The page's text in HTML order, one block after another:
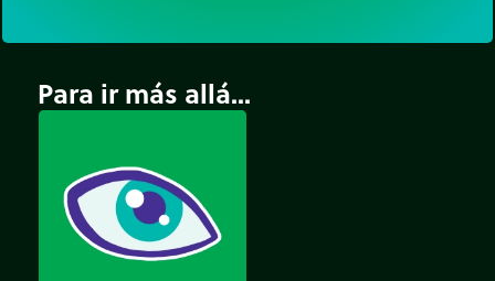
Para ir más allá...